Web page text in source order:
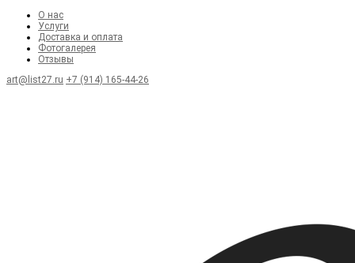
О нас
Услуги
Доставка и оплата
Фотогалерея
Отзывы
art@list27.ru +7 (914) 165-44-26